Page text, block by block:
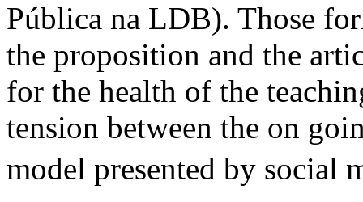
Pública na LDB). Those
the proposition and the
for the health of the
tension between the on
model presented by social